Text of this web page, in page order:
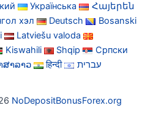
Українська
Հայերեն
хэл Deutsch
Bosanski
Latviešu valoda
Kiswahili Shqip
Српски
ສາລາວ हिन्दी עברית
NoDepositBonusForex.org